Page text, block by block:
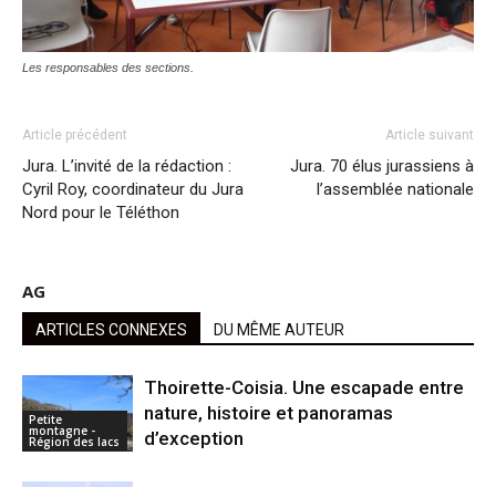
Les responsables des sections.
Article précédent
Jura. L’invité de la rédaction :
Cyril Roy, coordinateur du Jura
Nord pour le Téléthon
Article suivant
Jura. 70 élus jurassiens à
l’assemblée nationale
AG
ARTICLES CONNEXES DU MÊME AUTEUR
Petite
montagne -
Région des lacs
Thoirette-Coisia. Une escapade entre
nature, histoire et panoramas
d’exception